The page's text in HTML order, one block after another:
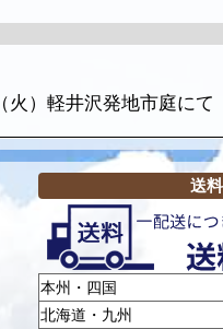
）軽井沢発地市庭にて
送
本州・四国
北海道・九州